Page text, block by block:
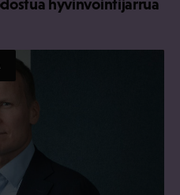
hyvinvointijarrua